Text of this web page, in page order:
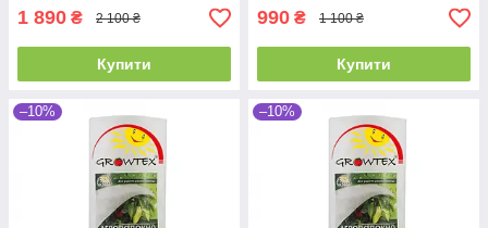
1 890 ₴ 2 100 ₴
Купити
990 ₴ 1 100 ₴
Купити
–10% –10%